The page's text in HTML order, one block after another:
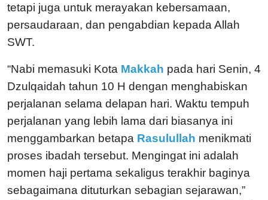
tetapi juga untuk merayakan kebersamaan,
persaudaraan, dan pengabdian kepada Allah
SWT.
“Nabi memasuki Kota Makkah pada hari Senin, 4
Dzulqaidah tahun 10 H dengan menghabiskan
perjalanan selama delapan hari. Waktu tempuh
perjalanan yang lebih lama dari biasanya ini
menggambarkan betapa Rasulullah menikmati
proses ibadah tersebut. Mengingat ini adalah
momen haji pertama sekaligus terakhir baginya
sebagaimana dituturkan sebagian sejarawan,”